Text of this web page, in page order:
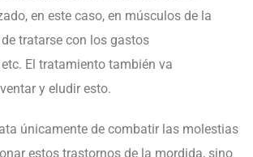
en este caso, en músculos de la
tratarse con los gastos
El tratamiento también va
y eludir esto.
únicamente de combatir las molestias
estos trastornos de la mordida, sino